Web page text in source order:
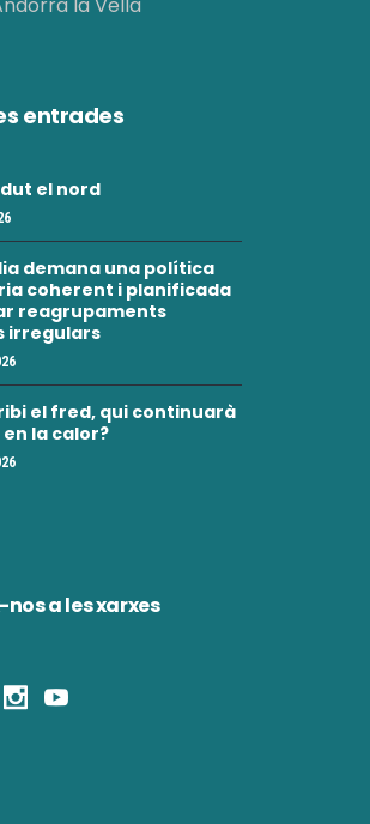
entrades
el nord
demana una política
coherent i planificada
reagrupaments
irregulars
el fred, qui continuarà
la calor?
nos a les xarxes